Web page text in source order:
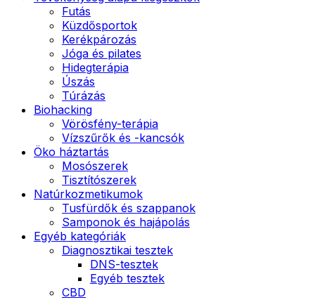
Futás
Küzdősportok
Kerékpározás
Jóga és pilates
Hidegterápia
Úszás
Túrázás
Biohacking
Vörösfény-terápia
Vízszűrők és -kancsók
Öko háztartás
Mosószerek
Tisztítószerek
Natúrkozmetikumok
Tusfürdők és szappanok
Samponok és hajápolás
Egyéb kategóriák
Diagnosztikai tesztek
DNS-tesztek
Egyéb tesztek
CBD